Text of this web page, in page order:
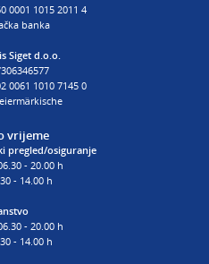
0001 1015 2011 4
banka
Siget d.o.o.
0061 1010 7145 0
vrijeme
pregled/osiguranje
- 20.00 h
- 14.00 h
- 20.00 h
- 14.00 h